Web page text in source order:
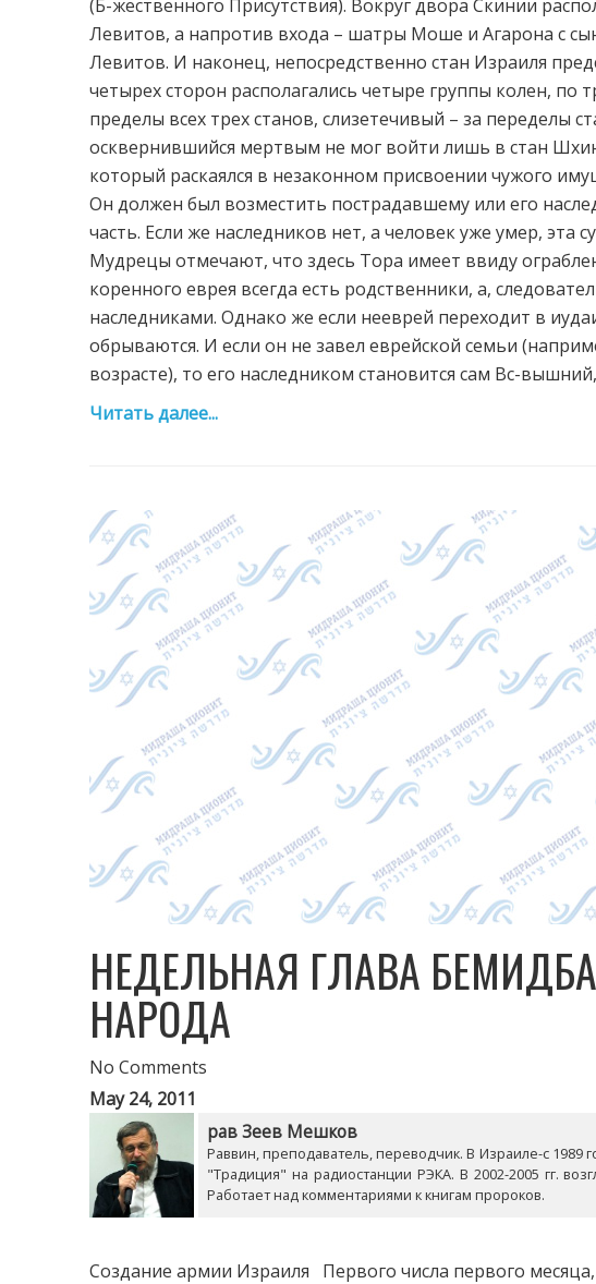
(Б-жественного Присутствия). Вокруг двора Скинии
Левитов, а напротив входа – шатры Моше и Агарона с
Левитов. И наконец, непосредственно стан Израиля
четырех сторон располагались четыре группы колен,
пределы всех трех станов, слизетечивый – за переделы
осквернившийся мертвым не мог войти лишь в стан
который раскаялся в незаконном присвоении чужого
Он должен был возместить пострадавшему или его
часть. Если же наследников нет, а человек уже умер, эта
Мудрецы отмечают, что здесь Тора имеет ввиду
коренного еврея всегда есть родственники, а,
наследниками. Однако же если нееврей переходит в
обрываются. И если он не завел еврейской семьи
возрасте), то его наследником становится сам Вс-
Читать далее...
НЕДЕЛЬНАЯ ГЛАВА
НАРОДА
No Comments
May 24, 2011
рав Зеев Мешков
Раввин, преподаватель, переводчик. В Израиле-с 1989
"Традиция" на радиостанции РЭКА. В 2002-2005 гг.
Работает над комментариями к книгам пророков.
Создание армии Израиля Первого числа первого